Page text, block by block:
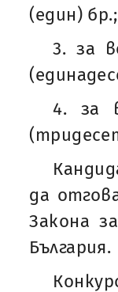
(един) бр.;
3. за
4. за
да
Закона
България.